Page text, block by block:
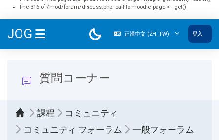
line 316 of /mod/forum/discuss.php: call to moodle_page->__get()
JOG 正體中文 ‎(ZH_TW)‎ 登入
質問コーナー
課程
コミュニティ
コミュニティ フォーラム
一般フォーラム